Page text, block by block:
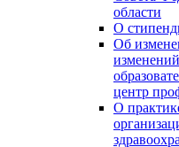
области
О
Об
центр
О